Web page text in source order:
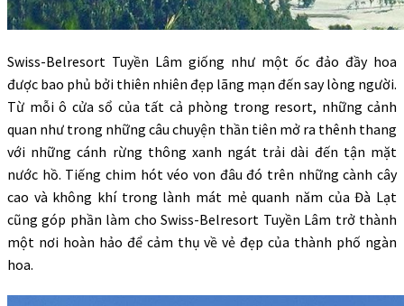
Swiss-Belresort Tuyền Lâm giống như một ốc đảo đầy hoa
được bao phủ bởi thiên nhiên đẹp lãng mạn đến say lòng người.
Từ mỗi ô cửa sổ của tất cả phòng trong resort, những cảnh
quan như trong những câu chuyện thần tiên mở ra thênh thang
với những cánh rừng thông xanh ngát trải dài đến tận mặt
nước hồ. Tiếng chim hót véo von đâu đó trên những cành cây
cao và không khí trong lành mát mẻ quanh năm của Đà Lạt
cũng góp phần làm cho Swiss-Belresort Tuyền Lâm trở thành
một nơi hoàn hảo để cảm thụ về vẻ đẹp của thành phố ngàn
hoa.